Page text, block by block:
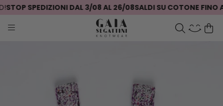
SPEDIZIONI DAL 3/08 AL 26/08SALDI SU COTONE FINO